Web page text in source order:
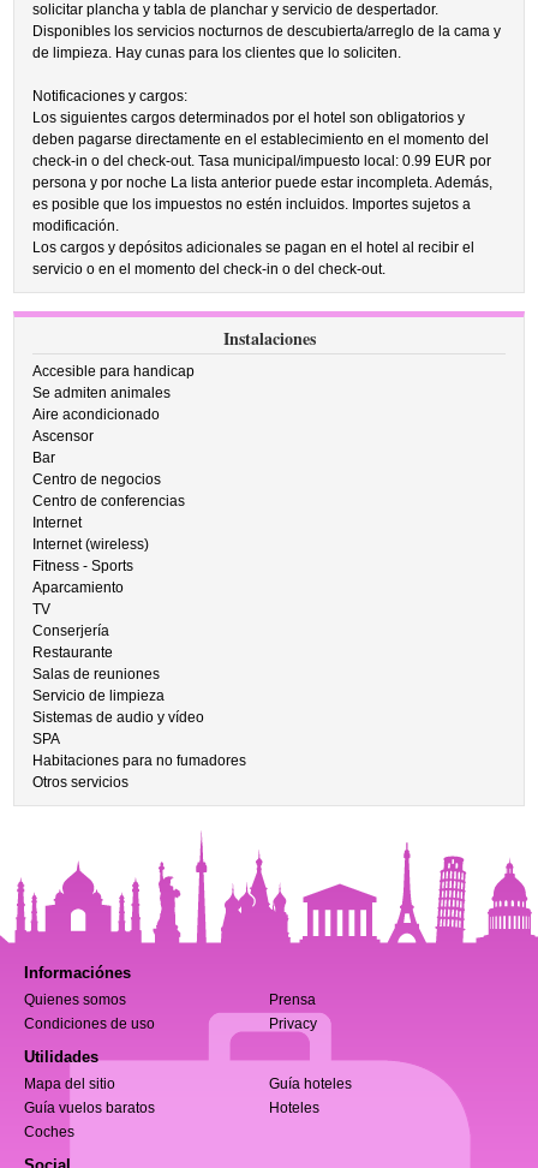
solicitar plancha y tabla de planchar y servicio de despertador.
Disponibles los servicios nocturnos de descubierta/arreglo de la cama y
de limpieza. Hay cunas para los clientes que lo soliciten.
Notificaciones y cargos:
Los siguientes cargos determinados por el hotel son obligatorios y
deben pagarse directamente en el establecimiento en el momento del
check-in o del check-out. Tasa municipal/impuesto local: 0.99 EUR por
persona y por noche La lista anterior puede estar incompleta. Además,
es posible que los impuestos no estén incluidos. Importes sujetos a
modificación.
Los cargos y depósitos adicionales se pagan en el hotel al recibir el
servicio o en el momento del check-in o del check-out.
Instalaciones
Accesible para handicap
Se admiten animales
Aire acondicionado
Ascensor
Bar
Centro de negocios
Centro de conferencias
Internet
Internet (wireless)
Fitness - Sports
Aparcamiento
TV
Conserjería
Restaurante
Salas de reuniones
Servicio de limpieza
Sistemas de audio y vídeo
SPA
Habitaciones para no fumadores
Otros servicios
Informaciónes
Quienes somos
Prensa
Condiciones de uso
Privacy
Utilidades
Mapa del sitio
Guía hoteles
Guía vuelos baratos
Hoteles
Coches